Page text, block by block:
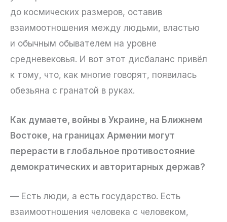
до космических размеров, оставив
взаимоотношения между людьми, властью
и обычным обывателем на уровне
средневековья. И вот этот дисбаланс привёл
к тому, что, как многие говорят, появилась
обезьяна с гранатой в руках.
Как думаете, войны в Украине, на Ближнем
Востоке, на границах Армении могут
перерасти в глобальное противостояние
демократических и авторитарных держав?
— Есть люди, а есть государство. Есть
взаимоотношения человека с человеком,